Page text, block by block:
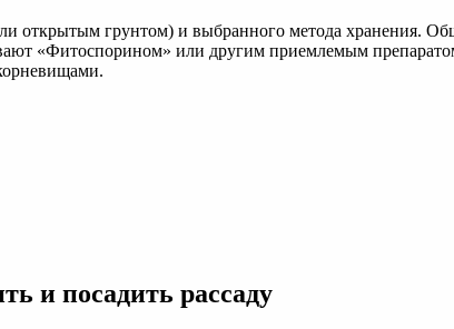
открытым грунтом) и выбранного метода хранения.
«Фитоспорином» или другим приемлемым
и посадить рассаду